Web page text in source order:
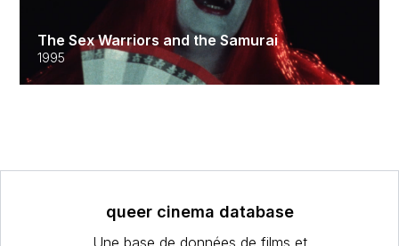
The Sex Warriors and the Samurai
1995
queer cinema database
Une base de données de films et